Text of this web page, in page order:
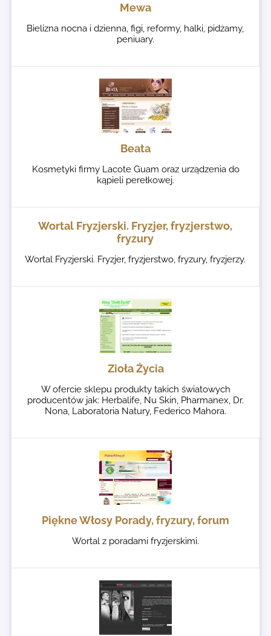
Mewa
Bielizna nocna i dzienna, figi, reformy, halki, pidżamy,
peniuary.
Beata
Kosmetyki firmy Lacote Guam oraz urządzenia do
kąpieli perełkowej.
Wortal Fryzjerski. Fryzjer, fryzjerstwo,
fryzury
Wortal Fryzjerski. Fryzjer, fryzjerstwo, fryzury, fryzjerzy.
Zioła Życia
W ofercie sklepu produkty takich światowych
producentów jak: Herbalife, Nu Skin, Pharmanex, Dr.
Nona, Laboratoria Natury, Federico Mahora.
Piękne Włosy Porady, fryzury, forum
Wortal z poradami fryzjerskimi.